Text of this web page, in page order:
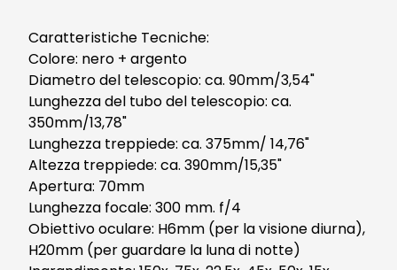
Caratteristiche Tecniche:
Colore: nero + argento
Diametro del telescopio: ca. 90mm/3,54"
Lunghezza del tubo del telescopio: ca.
350mm/13,78"
Lunghezza treppiede: ca. 375mm/ 14,76"
Altezza treppiede: ca. 390mm/15,35"
Apertura: 70mm
Lunghezza focale: 300 mm. f/4
Obiettivo oculare: H6mm (per la visione diurna),
H20mm (per guardare la luna di notte)